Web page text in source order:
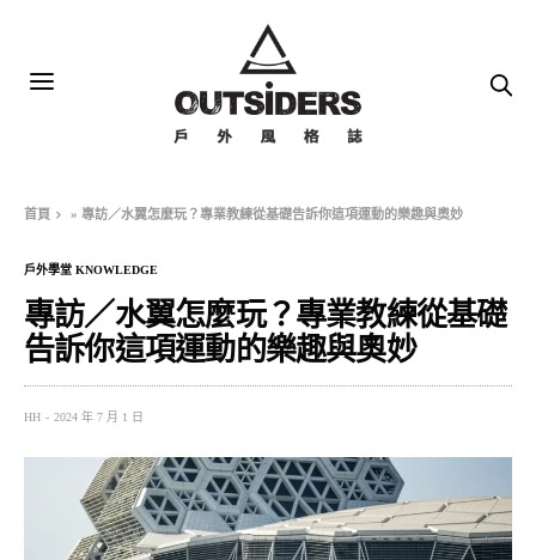
首頁 »專訪／水翼怎麼玩？專業教練從基礎告訴你這項運動的樂趣與奧妙
戶外學堂 KNOWLEDGE
專訪／水翼怎麼玩？專業教練從基礎
告訴你這項運動的樂趣與奧妙
HH 2024 年 7 月 1 日